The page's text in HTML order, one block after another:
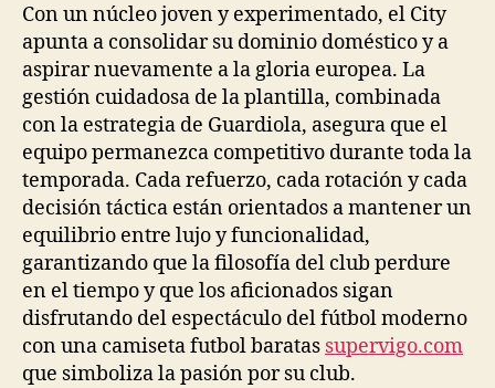
Con un núcleo joven y experimentado, el City
apunta a consolidar su dominio doméstico y a
aspirar nuevamente a la gloria europea. La
gestión cuidadosa de la plantilla, combinada
con la estrategia de Guardiola, asegura que el
equipo permanezca competitivo durante toda la
temporada. Cada refuerzo, cada rotación y cada
decisión táctica están orientados a mantener un
equilibrio entre lujo y funcionalidad,
garantizando que la filosofía del club perdure
en el tiempo y que los aficionados sigan
disfrutando del espectáculo del fútbol moderno
con una camiseta futbol baratas supervigo.com
que simboliza la pasión por su club.